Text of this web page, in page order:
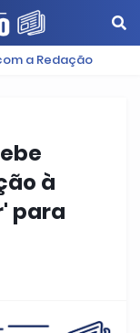
a Redação
à
para